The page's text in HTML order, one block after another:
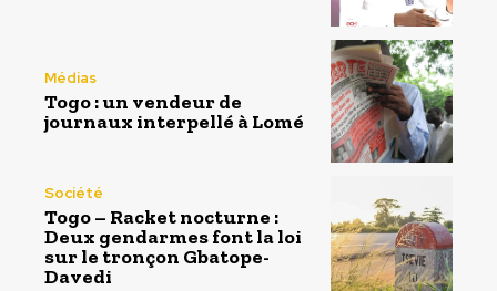
Médias
Togo : un vendeur de
journaux interpellé à Lomé
Société
Togo – Racket nocturne :
Deux gendarmes font la loi
sur le tronçon Gbatope-
Davedi